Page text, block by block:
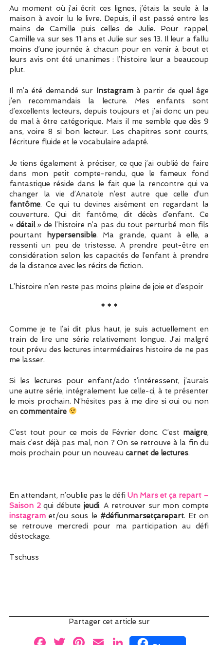
Au moment où j’ai écrit ces lignes, j’étais la seule à la
maison à avoir lu le livre. Depuis, il est passé entre les
mains de Camille puis celles de Julie. Pour rappel,
Camille va sur ses 11 ans et Julie sur ses 13. Il leur a fallu
moins d’une journée à chacun pour en venir à bout et
leurs avis ont été unanimes : l’histoire leur a beaucoup
plut.
Il m’a été demandé sur Instagramà partir de quel âge
j’en recommandais la lecture. Mes enfants sont
d’excellents lecteurs, depuis toujours et j’ai donc un peu
de mal à être catégorique. Mais il me semble que dès 9
ans, voire 8 si bon lecteur. Les chapitres sont courts,
l’écriture fluide et le vocabulaire adapté.
Je tiens également à préciser, ce que j’ai oublié de faire
dans mon petit compte-rendu, que le fameux fond
fantastique réside dans le fait que la rencontre qui va
changer la vie d’Anatole n’est autre que celle d’un
fantôme. Ce qui tu devines aisément en regardant la
couverture. Qui dit fantôme, dit décès d’enfant. Ce
« détail» de l’histoire n’a pas du tout perturbé mon fils
pourtant
hypersensible. Ma grande, quant à elle, a
ressenti un peu de tristesse. A prendre peut-être en
considération selon les capacités de l’enfant à prendre
de la distance avec les récits de fiction.
L’histoire n’en reste pas moins pleine de joie et d’espoir
* * *
Comme je te l’ai dit plus haut, je suis actuellement en
train de lire une série relativement longue. J’ai malgré
tout prévu des lectures intermédiaires histoire de ne pas
me lasser.
Si les lectures pour enfant/ado t’intéressent, j’aurais
une autre série, intégralement lue celle-ci, à te présenter
le mois prochain. N’hésites pas à me dire si oui ou non
en commentaire
C’est tout pour ce mois de Février donc. C’est maigre,
mais c’est déjà pas mal, non ? On se retrouve à la fin du
mois prochain pour un nouveau carnet de lectures.
En attendant, n’oublie pas le défiUn Mars et ça repart –
Saison 2qui débutejeudi. A retrouver sur mon compte
instagram et/ou sous le #défiunmarsetçarepart. Et on
se retrouve mercredi pour ma participation au défi
déstockage.
Tschuss
Partager cet article sur